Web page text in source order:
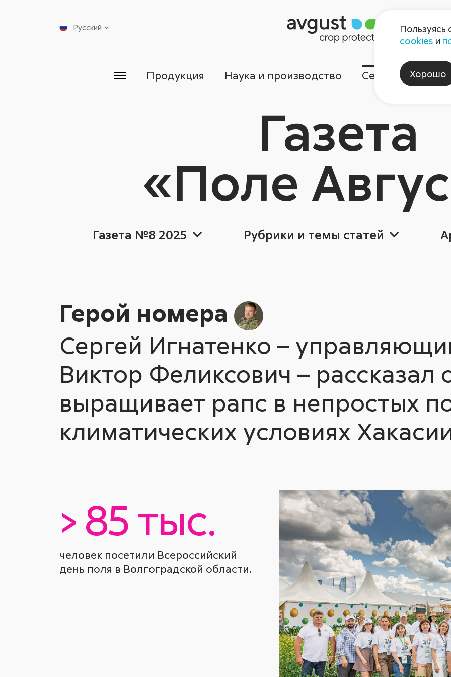
Русский
Продукция Наука и производство Сервисы
Газета
«Поле
Газета №8 2025 Рубрики и темы статей
2026 2025
Ещё теги
Герой номера
Аналитика Прогресс
Ещё теги
2026 2025
Ещё теги
Герой номера
Сергей Игнатенко –
Виктор Феликсович – рассказал
выращивает рапс в непростых
климатических условиях
> 85 тыс.
человек посетили Всероссийский
день поля в Волгоградской области.
Пользуясь
cookies и
Хорошо